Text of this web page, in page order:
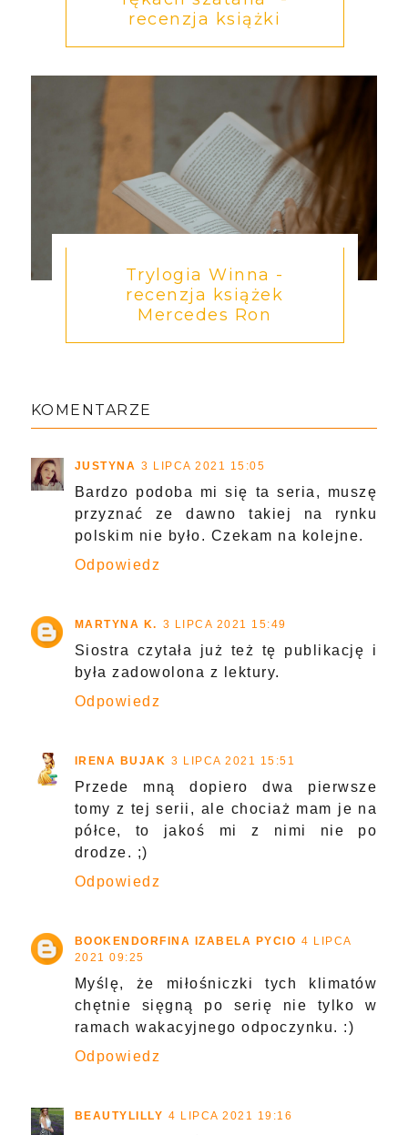
recenzja książki
Trylogia Winna -
recenzja książek
Mercedes Ron
KOMENTARZE
JUSTYNA 3 LIPCA 2021 15:05
Bardzo podoba mi się ta seria, muszę
przyznać ze dawno takiej na rynku
polskim nie było. Czekam na kolejne.
Odpowiedz
MARTYNA K. 3 LIPCA 2021 15:49
Siostra czytała już też tę publikację i
była zadowolona z lektury.
Odpowiedz
IRENA BUJAK 3 LIPCA 2021 15:51
Przede mną dopiero dwa pierwsze
tomy z tej serii, ale chociaż mam je na
półce, to jakoś mi z nimi nie po
drodze. ;)
Odpowiedz
BOOKENDORFINA IZABELA PYCIO 4 LIPCA
2021 09:25
Myślę, że miłośniczki tych klimatów
chętnie sięgną po serię nie tylko w
ramach wakacyjnego odpoczynku. :)
Odpowiedz
BEAUTYLILLY 4 LIPCA 2021 19:16